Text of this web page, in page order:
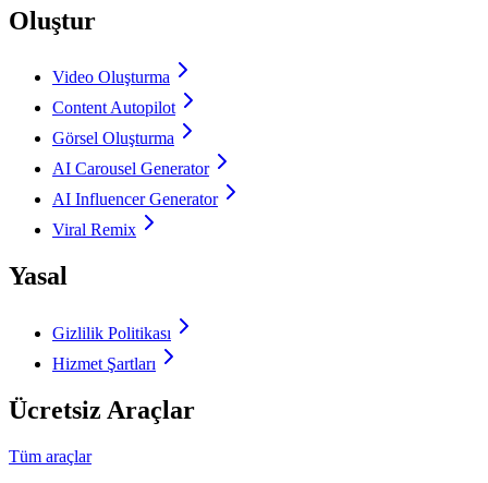
Oluştur
Video Oluşturma
Content Autopilot
Görsel Oluşturma
AI Carousel Generator
AI Influencer Generator
Viral Remix
Yasal
Gizlilik Politikası
Hizmet Şartları
Ücretsiz Araçlar
Tüm araçlar